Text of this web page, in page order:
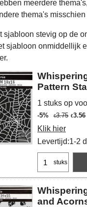
meerdere
thema's
sjabloon stevig op de
sjabloon onmiddellijk
Pattern
1 stuks op
-5% €3.75 €3.56
Klik hier
Levertijd:1-2
stuks
and